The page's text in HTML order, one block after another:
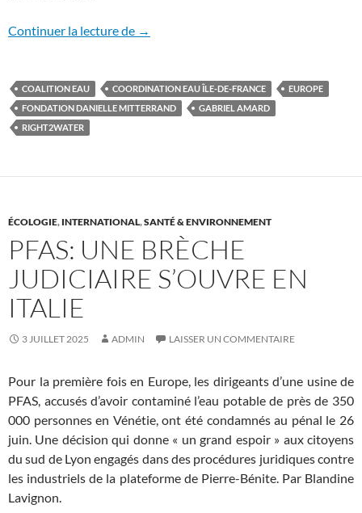
Continuer la lecture de Une étape essentielle pour le droit
→
COALITION EAU COORDINATION EAU ÎLE-DE-FRANCE
EUROPE
FONDATION DANIELLE MITTERRAND
GABRIEL AMARD
RIGHT2WATER
ÉCOLOGIE, INTERNATIONAL,SANTÉ & ENVIRONNEMENT
PFAS: UNE BRÈCHE
JUDICIAIRE S’OUVRE EN
ITALIE
3 JUILLET 2025 ADMIN LAISSER UN COMMENTAIRE
Pour la première fois en Europe, les dirigeants d’une usine de
PFAS, accusés d’avoir contaminé l’eau potable de près de 350
000 personnes en Vénétie, ont été condamnés au pénal le 26
juin. Une décision qui donne « un grand espoir » aux citoyens
du sud de Lyon engagés dans des procédures juridiques contre
les industriels de la plateforme de Pierre-Bénite. Par Blandine
Lavignon.